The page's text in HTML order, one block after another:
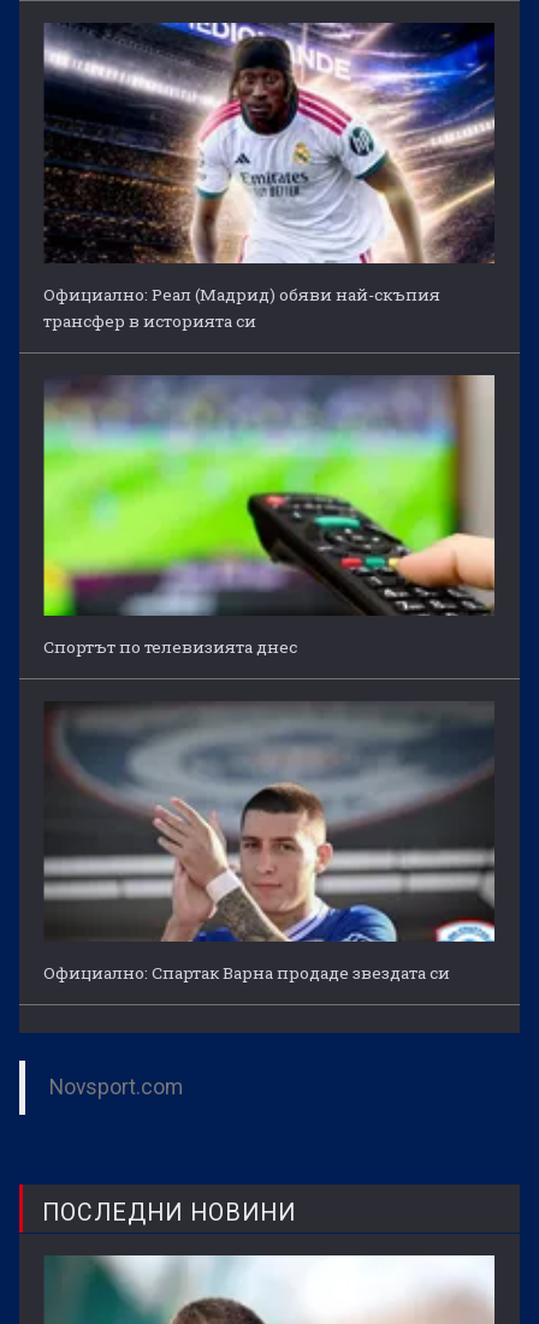
Официално: Реал (Мадрид) обяви най-скъпия
трансфер в историята си
Спортът по телевизията днес
Официално: Спартак Варна продаде звездата си
Novsport.com
ПОСЛЕДНИ НОВИНИ